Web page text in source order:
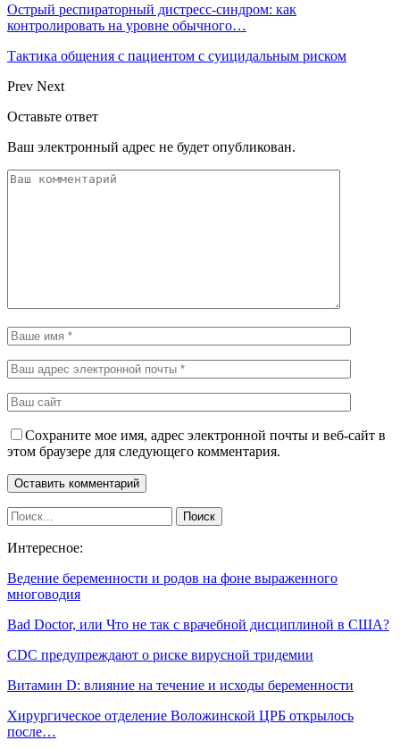
Острый респираторный дистресс-синдром: как
контролировать на уровне обычного…
Тактика общения с пациентом с суицидальным риском
Prev Next
Оставьте ответ
Ваш электронный адрес не будет опубликован.
Сохраните мое имя, адрес электронной почты и веб-сайт в
этом браузере для следующего комментария.
Интересное:
Ведение беременности и родов на фоне выраженного
многоводия
Bad Doctor, или Что не так с врачебной дисциплиной в США?
CDC предупреждают о риске вирусной тридемии
Витамин D: влияние на течение и исходы беременности
Хирургическое отделение Воложинской ЦРБ открылось
после…